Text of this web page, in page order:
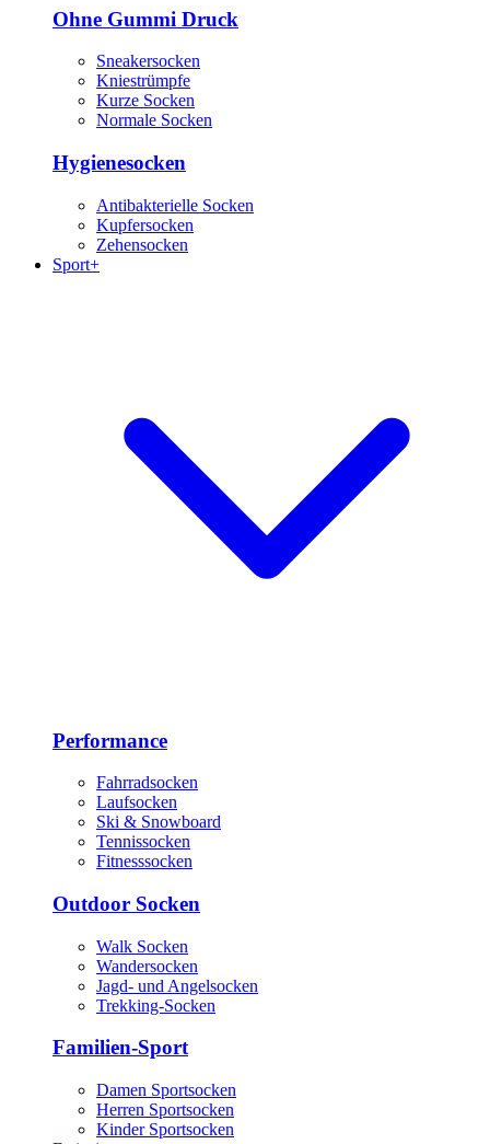
Ohne Gummi Druck
Sneakersocken
Kniestrümpfe
Kurze Socken
Normale Socken
Hygienesocken
Antibakterielle Socken
Kupfersocken
Zehensocken
Sport+
Performance
Fahrradsocken
Laufsocken
Ski & Snowboard
Tennissocken
Fitnesssocken
Outdoor Socken
Walk Socken
Wandersocken
Jagd- und Angelsocken
Trekking-Socken
Familien-Sport
Damen Sportsocken
Herren Sportsocken
Kinder Sportsocken